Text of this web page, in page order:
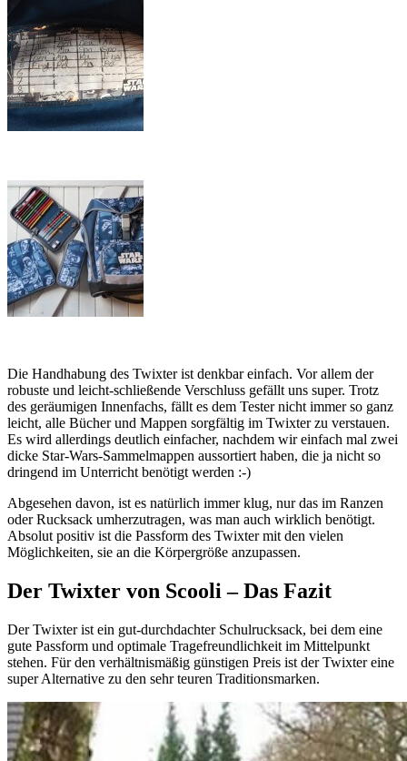
Die Handhabung des Twixter ist denkbar einfach. Vor allem der
robuste und leicht-schließende Verschluss gefällt uns super. Trotz
des geräumigen Innenfachs, fällt es dem Tester nicht immer so ganz
leicht, alle Bücher und Mappen sorgfältig im Twixter zu verstauen.
Es wird allerdings deutlich einfacher, nachdem wir einfach mal zwei
dicke Star-Wars-Sammelmappen aussortiert haben, die ja nicht so
dringend im Unterricht benötigt werden :-)
Abgesehen davon, ist es natürlich immer klug, nur das im Ranzen
oder Rucksack umherzutragen, was man auch wirklich benötigt.
Absolut positiv ist die Passform des Twixter mit den vielen
Möglichkeiten, sie an die Körpergröße anzupassen.
Der Twixter von Scooli – Das Fazit
Der Twixter ist ein gut-durchdachter Schulrucksack, bei dem eine
gute Passform und optimale Tragefreundlichkeit im Mittelpunkt
stehen. Für den verhältnismäßig günstigen Preis ist der Twixter eine
super Alternative zu den sehr teuren Traditionsmarken.